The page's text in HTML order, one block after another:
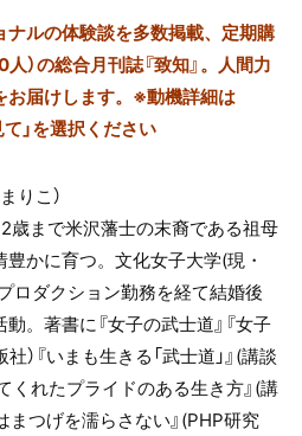
ルの体験談を多数掲載、定期購
）の総合月刊誌『致知』。人間力
お届けします。※動機詳細は
」を選択ください
りこ）
歳まで米沢藩士の末裔である祖母
かに育つ。文化女子大学(現・
ロダクション勤務を経て結婚後
。著書に『女子の武士道』『女子
）『いまも生きる「武士道」』(講談
くれたプライドのある生き方』(講
まつげを濡らさない』(PHP研究